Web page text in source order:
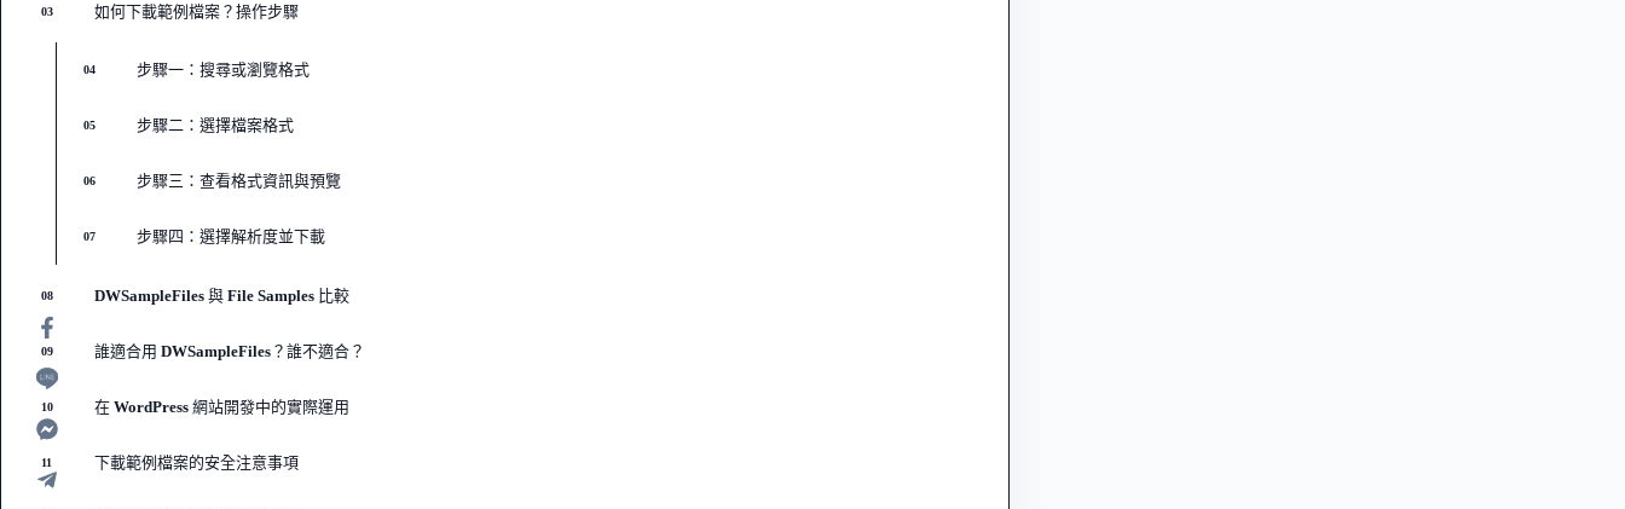
03 如何下載範例檔案？操作步驟
04 步驟一：搜尋或瀏覽格式
05 步驟二：選擇檔案格式
06 步驟三：查看格式資訊與預覽
07 步驟四：選擇解析度並下載
08 DWSampleFiles 與 File Samples 比較
09 誰適合用 DWSampleFiles？誰不適合？
10 在 WordPress 網站開發中的實際運用
11 下載範例檔案的安全注意事項